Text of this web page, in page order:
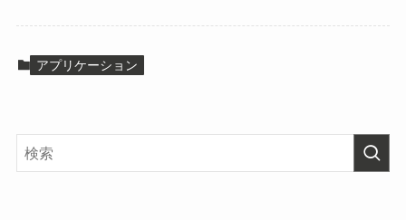
アプリケーション